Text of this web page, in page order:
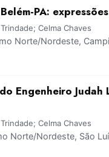
PA:
Celma Chaves
Norte/Nordeste,
Engenheiro
Celma Chaves
Norte/Nordeste, São